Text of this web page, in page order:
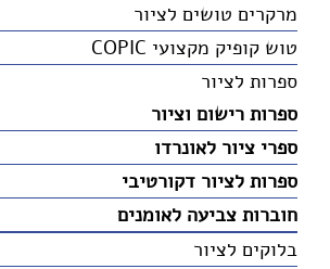
מרקרים טושים לציור
טוש קופיק מקצועי COPIC
ספרות לציור
ספרות רישום וציור
ספרי ציור לאונרדו
ספרות לציור דקורטיבי
חוברות צביעה לאומנים
בלוקים לציור